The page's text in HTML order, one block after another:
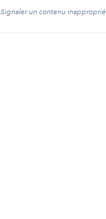
Signaler un contenu inapproprié